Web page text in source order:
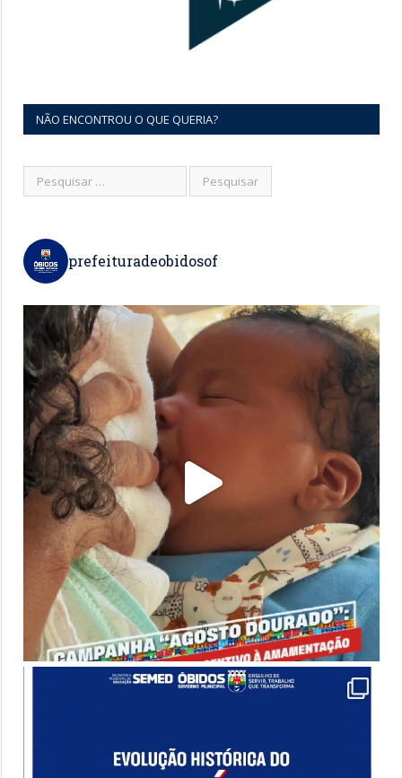
NÃO ENCONTROU O QUE QUERIA?
prefeituradeobidosof